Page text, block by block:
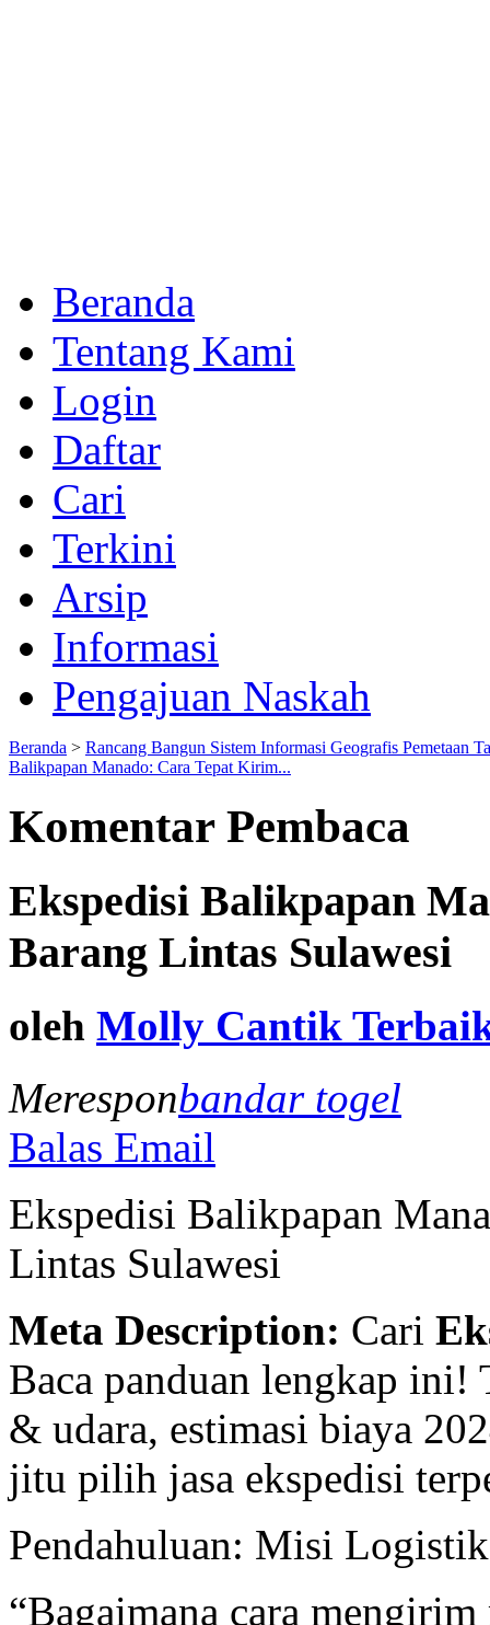
Beranda
Tentang Kami
Login
Daftar
Cari
Terkini
Arsip
Informasi
Pengajuan Naskah
Beranda > Rancang Bangun Sistem Informasi Geografis Pemetaan
Balikpapan Manado: Cara Tepat Kirim...
Komentar Pembaca
Ekspedisi Balikpapan
Barang Lintas Sulawesi
oleh Molly Cantik
Meresponbandar togel
Balas Email
Ekspedisi Balikpapan
Lintas Sulawesi
Meta Description: Cari
Baca panduan lengkap ini!
& udara, estimasi biaya
jitu pilih jasa ekspedisi
Pendahuluan: Misi
“Bagaimana cara